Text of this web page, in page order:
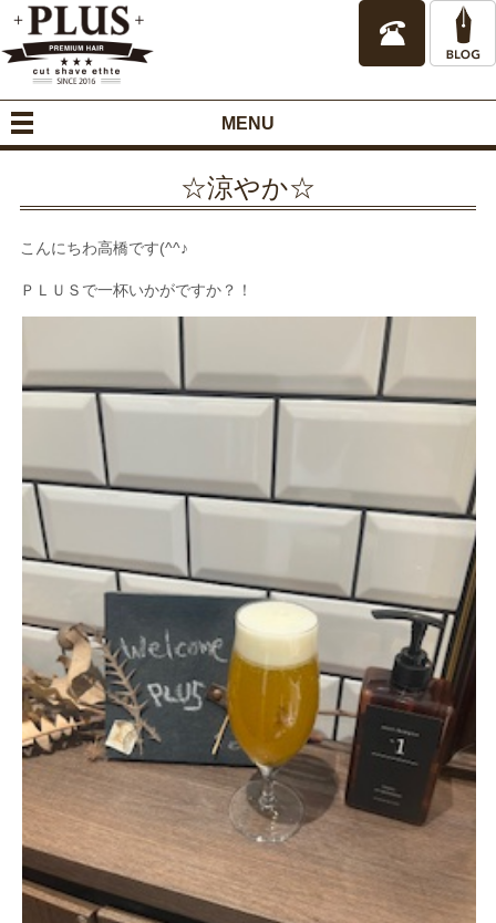
MENU
☆涼やか☆
こんにちわ高橋です(^^♪
ＰＬＵＳで一杯いかがですか？！